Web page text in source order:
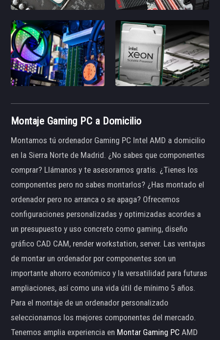
Montaje Gaming PC a Domicilio
Montamos tú ordenador Gaming PC Intel AMD a domicilio
en la Sierra Norte de Madrid. ¿No sabes que componentes
comprar? Llámanos y te asesoramos gratis. ¿Tienes los
componentes pero no sabes montarlos? ¿Has montado el
ordenador pero no arranca o se apaga? Ofrecemos
configuraciones personalizadas y optimizadas acordes a
un presupuesto y uso concreto como gaming, diseño
gráfico CAD CAM, render workstation, server. Las ventajas
de montar un ordenador por componentes son un
importante ahorro económico y la versatilidad para futuras
ampliaciones, así como una vida útil de mínimo 5 años.
Para el montaje de un ordenador personalizado
seleccionamos los mejores componentes del mercado.
Tenemos amplia experiencia en Montar Gaming PC AMD